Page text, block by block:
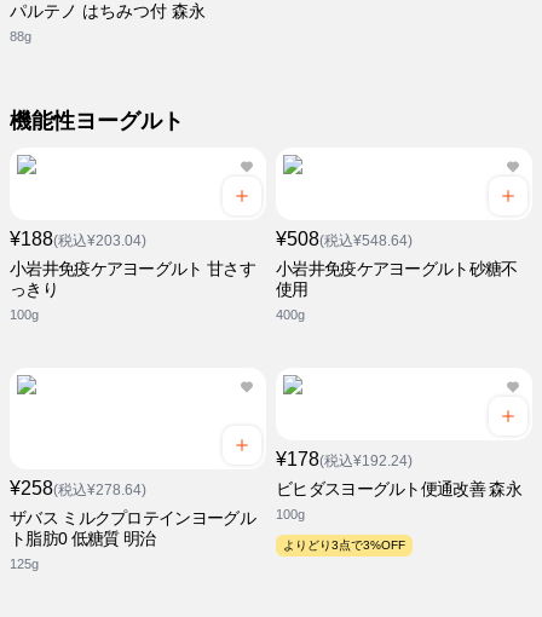
パルテノ はちみつ付 森永
88g
機能性ヨーグルト
¥188(税込¥203.04)
小岩井免疫ケアヨーグルト 甘さす
っきり
100g
¥508(税込¥548.64)
小岩井免疫ケアヨーグルト砂糖不
使用
400g
¥258(税込¥278.64)
ザバス ミルクプロテインヨーグル
ト脂肪0 低糖質 明治
125g
¥178(税込¥192.24)
ビヒダスヨーグルト便通改善 森永
100g
よりどり3点で3%OFF